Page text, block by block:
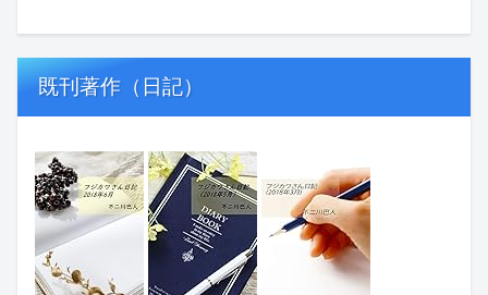
既刊著作（日記）